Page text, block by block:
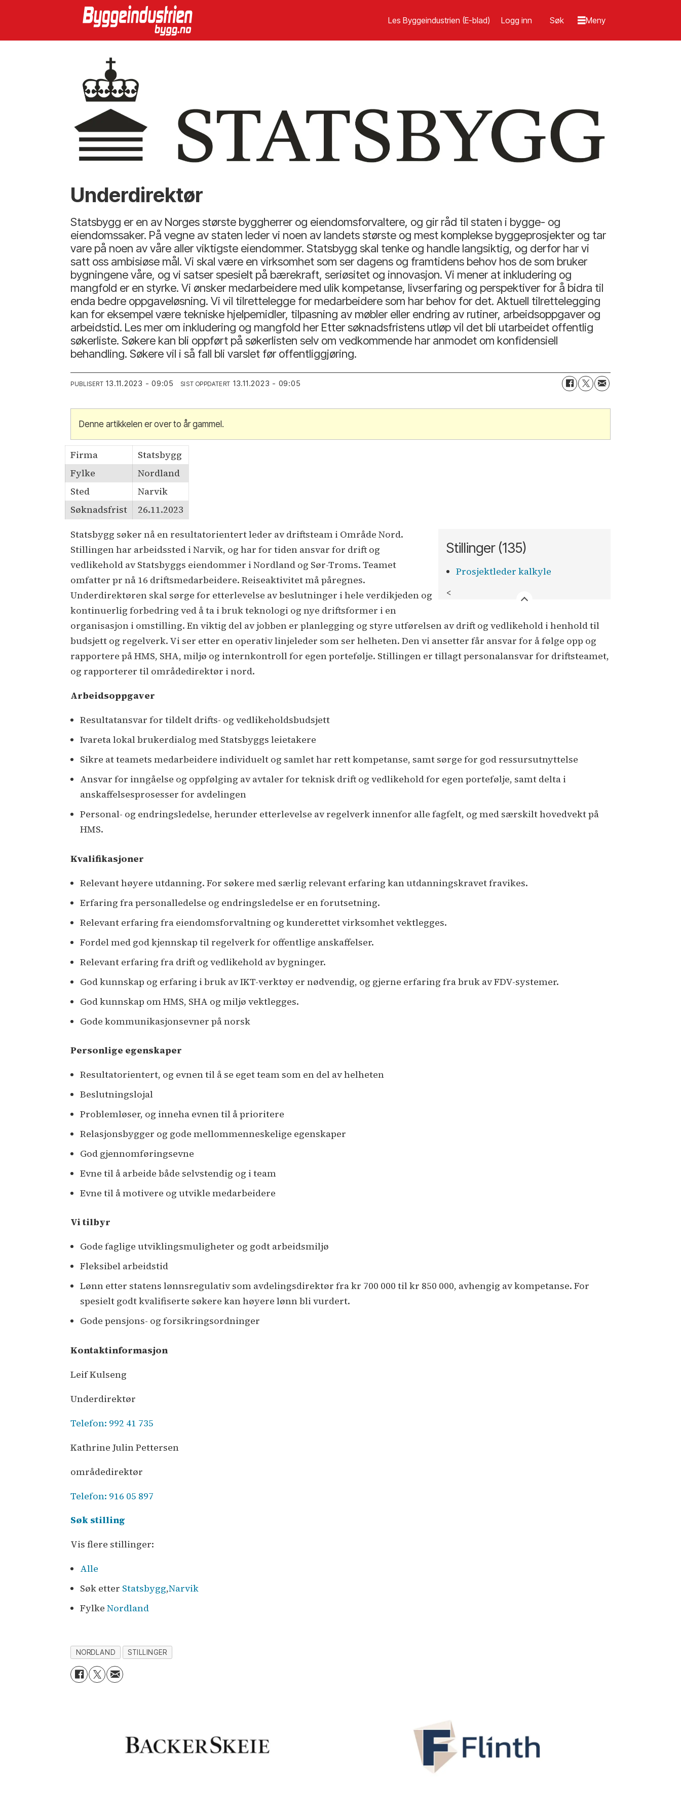
Les Byggeindustrien (E-blad) Logg inn
Underdirektør
Statsbygg er en av Norges største byggherrer og eiendomsforvaltere, og gir råd til staten i bygge- og
eiendomssaker. På vegne av staten leder vi noen av landets største og mest komplekse byggeprosjekter og tar
vare på noen av våre aller viktigste eiendommer. Statsbygg skal tenke og handle langsiktig, og derfor har vi
satt oss ambisiøse mål. Vi skal være en virksomhet som ser dagens og framtidens behov hos de som bruker
bygningene våre, og vi satser spesielt på bærekraft, seriøsitet og innovasjon. Vi mener at inkludering og
mangfold er en styrke. Vi ønsker medarbeidere med ulik kompetanse, livserfaring og perspektiver for å bidra til
enda bedre oppgaveløsning. Vi vil tilrettelegge for medarbeidere som har behov for det. Aktuell tilrettelegging
kan for eksempel være tekniske hjelpemidler, tilpasning av møbler eller endring av rutiner, arbeidsoppgaver og
arbeidstid. Les mer om inkludering og mangfold her Etter søknadsfristens utløp vil det bli utarbeidet offentlig
søkerliste. Søkere kan bli oppført på søkerlisten selv om vedkommende har anmodet om konfidensiell
behandling. Søkere vil i så fall bli varslet før offentliggjøring.
PUBLISERT 13.11.2023 - 09:05 SIST OPPDATERT 13.11.2023 - 09:05
Denne artikkelen er over to år gammel.
Firma
Statsbygg
Fylke
Nordland
Sted
Narvik
Søknadsfrist
26.11.2023
Stillinger (135)
Prosjektleder kalkyle
<
Statsbygg søker nå en resultatorientert leder av driftsteam i Område Nord.
Stillingen har arbeidssted i Narvik, og har for tiden ansvar for drift og
vedlikehold av Statsbyggs eiendommer i Nordland og Sør-Troms. Teamet
omfatter pr nå 16 driftsmedarbeidere. Reiseaktivitet må påregnes.
Underdirektøren skal sørge for etterlevelse av beslutninger i hele verdikjeden og
kontinuerlig forbedring ved å ta i bruk teknologi og nye driftsformer i en
organisasjon i omstilling. En viktig del av jobben er planlegging og styre utførelsen av drift og vedlikehold i henhold til
budsjett og regelverk. Vi ser etter en operativ linjeleder som ser helheten. Den vi ansetter får ansvar for å følge opp og
rapportere på HMS, SHA, miljø og internkontroll for egen portefølje. Stillingen er tillagt personalansvar for driftsteamet,
og rapporterer til områdedirektør i nord.
Arbeidsoppgaver
Resultatansvar for tildelt drifts- og vedlikeholdsbudsjett
Ivareta lokal brukerdialog med Statsbyggs leietakere
Sikre at teamets medarbeidere individuelt og samlet har rett kompetanse, samt sørge for god ressursutnyttelse
Ansvar for inngåelse og oppfølging av avtaler for teknisk drift og vedlikehold for egen portefølje, samt delta i
anskaffelsesprosesser for avdelingen
Personal- og endringsledelse, herunder etterlevelse av regelverk innenfor alle fagfelt, og med særskilt hovedvekt på
HMS.
Kvalifikasjoner
Relevant høyere utdanning. For søkere med særlig relevant erfaring kan utdanningskravet fravikes.
Erfaring fra personalledelse og endringsledelse er en forutsetning.
Relevant erfaring fra eiendomsforvaltning og kunderettet virksomhet vektlegges.
Fordel med god kjennskap til regelverk for offentlige anskaffelser.
Relevant erfaring fra drift og vedlikehold av bygninger.
God kunnskap og erfaring i bruk av IKT-verktøy er nødvendig, og gjerne erfaring fra bruk av FDV-systemer.
God kunnskap om HMS, SHA og miljø vektlegges.
Gode kommunikasjonsevner på norsk
Personlige egenskaper
Resultatorientert, og evnen til å se eget team som en del av helheten
Beslutningslojal
Problemløser, og inneha evnen til å prioritere
Relasjonsbygger og gode mellommenneskelige egenskaper
God gjennomføringsevne
Evne til å arbeide både selvstendig og i team
Evne til å motivere og utvikle medarbeidere
Vi tilbyr
Gode faglige utviklingsmuligheter og godt arbeidsmiljø
Fleksibel arbeidstid
Lønn etter statens lønnsregulativ som avdelingsdirektør fra kr 700 000 til kr 850 000, avhengig av kompetanse. For
spesielt godt kvalifiserte søkere kan høyere lønn bli vurdert.
Gode pensjons- og forsikringsordninger
Kontaktinformasjon
Leif Kulseng
Underdirektør
Telefon: 992 41 735
Kathrine Julin Pettersen
områdedirektør
Telefon: 916 05 897
Søk stilling
Vis flere stillinger:
Alle
Søk etter Statsbygg,Narvik
FylkeNordland
NORDLAND STILLINGER